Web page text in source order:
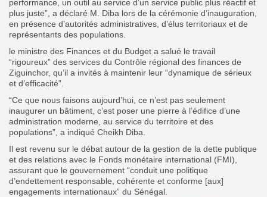
performance, un outil au service d’un service public plus réactif et
plus juste”, a déclaré M. Diba lors de la cérémonie d’inauguration,
en présence d’autorités administratives, d’élus territoriaux et de
représentants des populations.
le ministre des Finances et du Budget a salué le travail
“rigoureux” des services du Contrôle régional des finances de
Ziguinchor, qu’il a invités à maintenir leur “dynamique de sérieux
et d’efficacité”.
“Ce que nous faisons aujourd’hui, ce n’est pas seulement
inaugurer un bâtiment, c’est poser une pierre à l’édifice d’une
administration moderne, au service du territoire et des
populations”, a indiqué Cheikh Diba.
Il est revenu sur le débat autour de la gestion de la dette publique
et des relations avec le Fonds monétaire international (FMI),
assurant que le gouvernement “conduit une politique
d’endettement responsable, cohérente et conforme [aux]
engagements internationaux” du Sénégal.